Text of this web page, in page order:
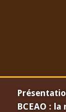
BCEAO :